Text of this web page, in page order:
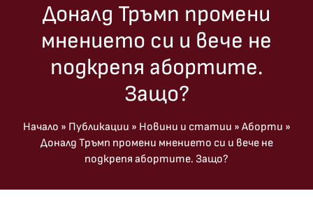
Доналд Тръмп промени
мнението си и вече не
подкрепя абортите.
Защо?
Начало » Публикации » Новини и статии » Аборти »
Доналд Тръмп промени мнението си и вече не
подкрепя абортите. Защо?